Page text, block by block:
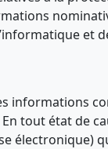
et
informations
tout état de
électronique)